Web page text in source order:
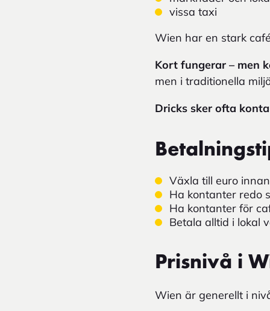
vissa taxi
Wien har en stark
Kort fungerar – men
men i traditionella
Dricks sker ofta
Växla till euro
Ha kontanter redo
Ha kontanter för
Betala alltid i lokal
Prisnivå i
Wien är generellt i